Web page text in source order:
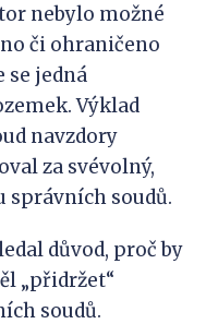
nebylo možné
či ohraničeno
se jedná
Výklad
navzdory
za svévolný,
správních soudů.
důvod, proč by
„přidržet“
soudů.